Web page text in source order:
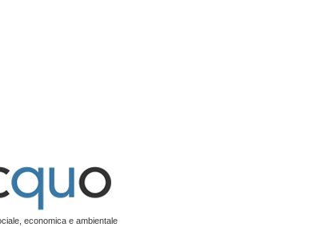
economica e ambientale